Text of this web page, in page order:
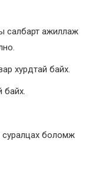
салбарт ажиллаж
хурдтай байх.
байх.
суралцах боломж